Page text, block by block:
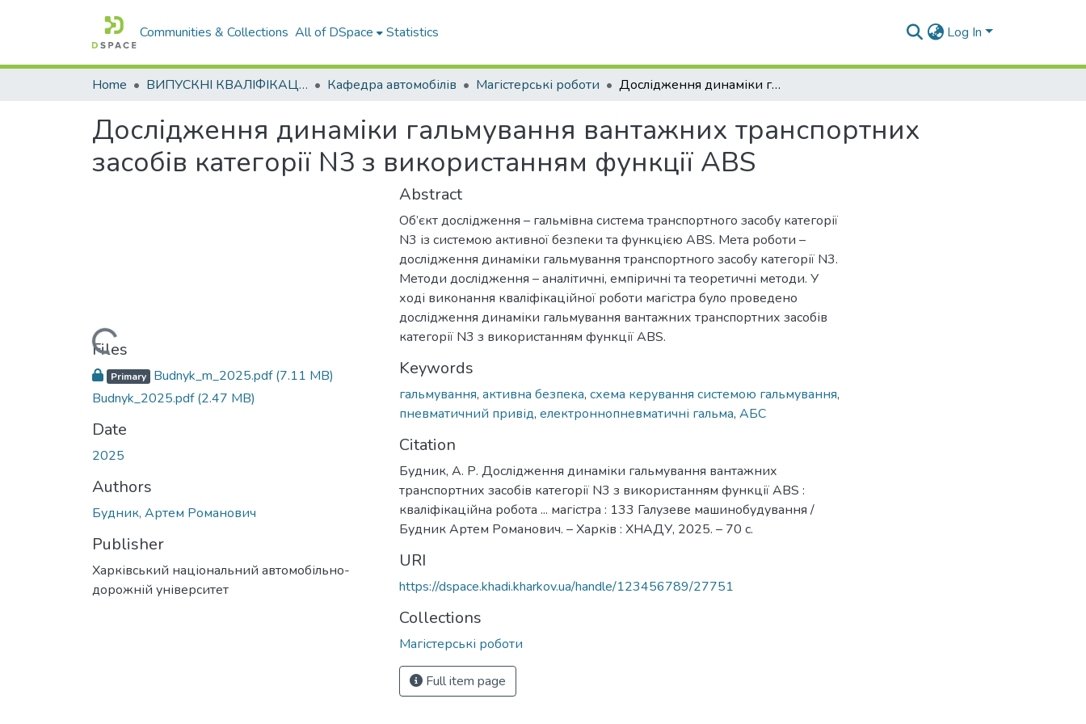
Communities & Collections All of DSpace Statistics Log In
Home ВИПУСКНІ КВАЛІФІКАЦІЙНІ РОБОТИ Кафедра автомобілів Магістерські роботи Дослідження динаміки гальмування вантажних транспортних засобів категорії N3 з використанням функції ABS
Дослідження динаміки гальмування вантажних транспортних
засобів категорії N3 з використанням функції ABS
Loading...
Files
Primary Budnyk_m_2025.pdf(7.11 MB)
Budnyk_2025.pdf(2.47 MB)
Date
2025
Authors
Будник, Артем Романович
Publisher
Харківський національний автомобільно-
дорожній університет
Abstract
Об’єкт дослідження – гальмівна система транспортного засобу категорії
N3 із системою активної безпеки та функцією ABS. Мета роботи –
дослідження динаміки гальмування транспортного засобу категорії N3.
Методи дослідження – аналітичні, емпіричні та теоретичні методи. У
ході виконання кваліфікаційної роботи магістра було проведено
дослідження динаміки гальмування вантажних транспортних засобів
категорії N3 з використанням функції ABS.
Keywords
гальмування, активна безпека, схема керування системою гальмування,
пневматичний привід, електроннопневматичні гальма, АБС
Citation
Будник, А. Р. Дослідження динаміки гальмування вантажних
транспортних засобів категорії N3 з використанням функції ABS :
кваліфікаційна робота ... магістра : 133 Галузеве машинобудування /
Будник Артем Романович. – Харків : ХНАДУ, 2025. – 70 с.
URI
https://dspace.khadi.kharkov.ua/handle/123456789/27751
Collections
Магістерські роботи
Full item page